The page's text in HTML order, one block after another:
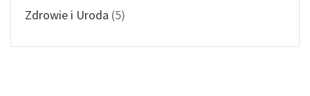
Zdrowie i Uroda (5)